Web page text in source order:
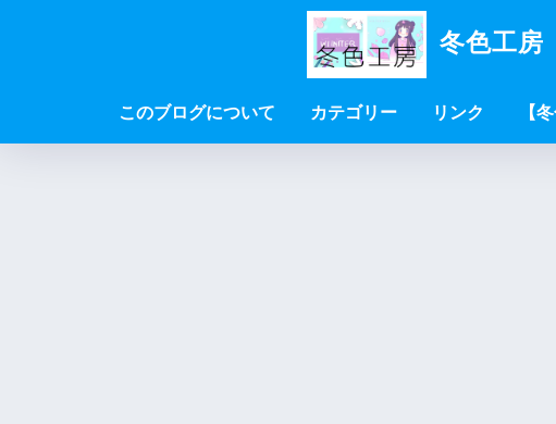
冬色工
このブログについて カテゴリー リンク 【